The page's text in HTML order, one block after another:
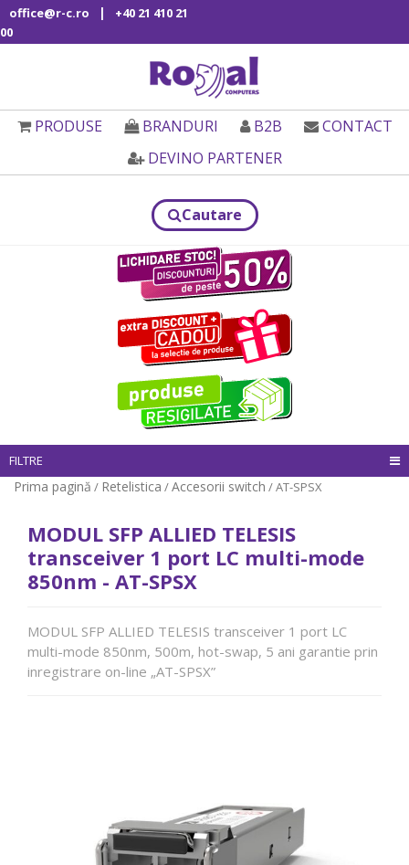
office@r-c.ro |
+40 21 410 21
00
PRODUSE BRANDURI B2B
CONTACT
DEVINO PARTENER
Cautare
FILTRE
Prima pagină / Retelistica /Accesorii switch / AT-SPSX
MODUL SFP ALLIED TELESIS
transceiver 1 port LC multi-mode
850nm - AT-SPSX
MODUL SFP ALLIED TELESIS transceiver 1 port LC
multi-mode 850nm, 500m, hot-swap, 5 ani garantie prin
inregistrare on-line „AT-SPSX”